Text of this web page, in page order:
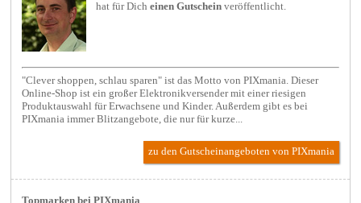
hat für Dicheinen Gutschein veröffentlicht.
"Clever shoppen, schlau sparen" ist das Motto von PIXmania. Dieser
Online-Shop ist ein großer Elektronikversender mit einer riesigen
Produktauswahl für Erwachsene und Kinder. Außerdem gibt es bei
PIXmania immer Blitzangebote, die nur für kurze...
zu den Gutscheinangeboten von PIXmania